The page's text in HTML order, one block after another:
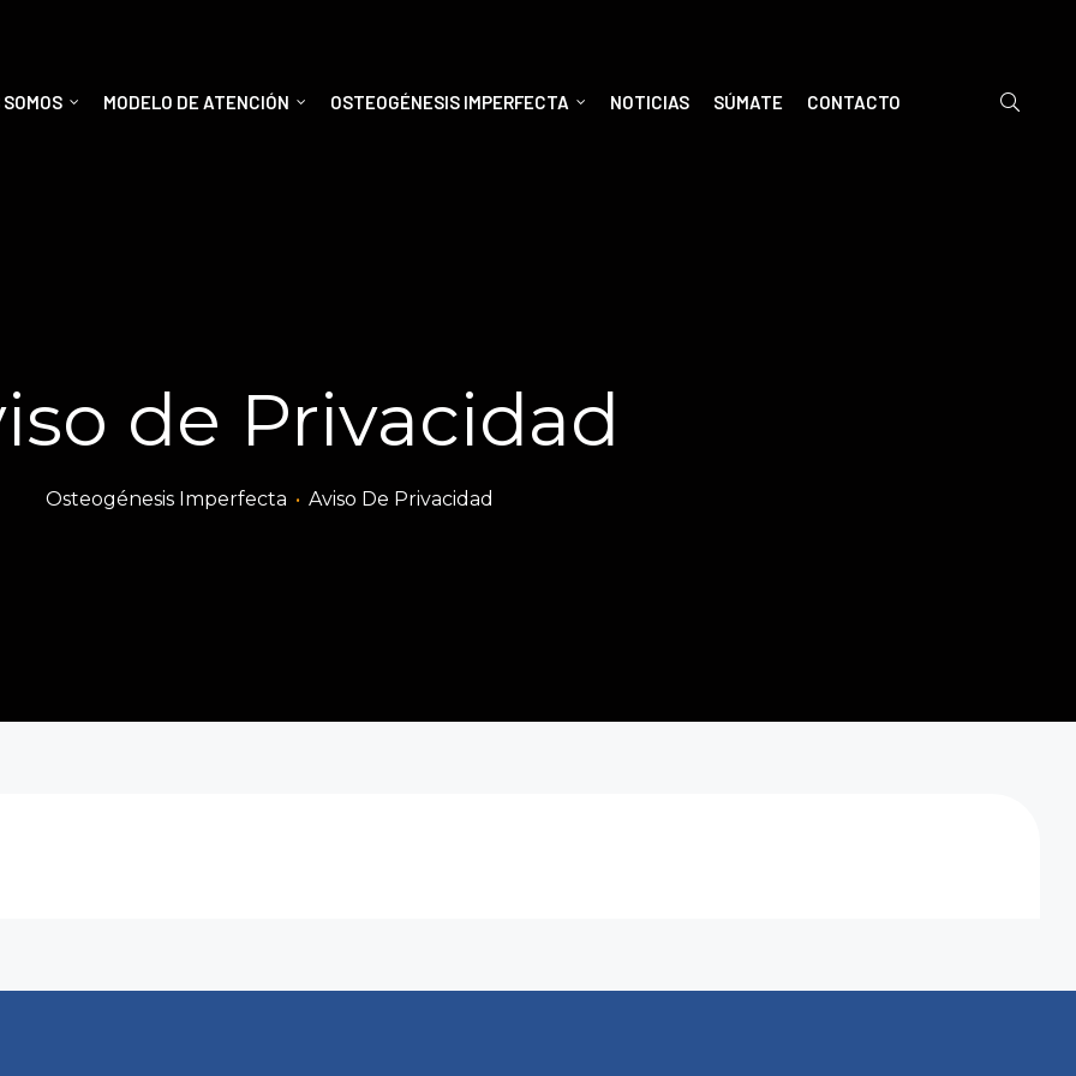
MODELO DE ATENCIÓN OSTEOGÉNESIS IMPERFECTA NOTICIAS SÚMATE CONTACTO
de Privacidad
Osteogénesis Imperfecta • Aviso De Privacidad